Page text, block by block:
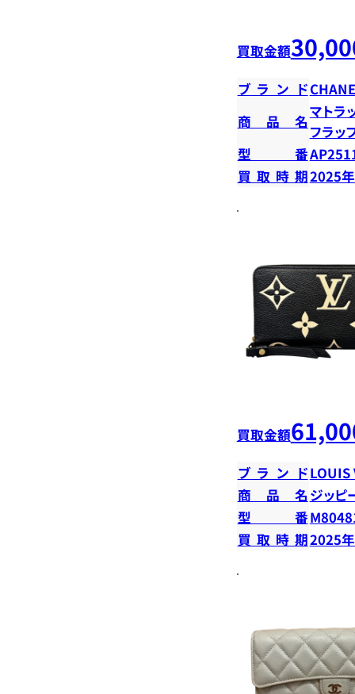
買取金額
ブランド
商品名
マトラ
フラッ
型番
買取時期2025
買取金額
ブランドLOUIS
商品名 ジッピ
型番
買取時期2025